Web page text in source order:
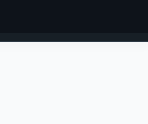
INICIAR SESIÓN